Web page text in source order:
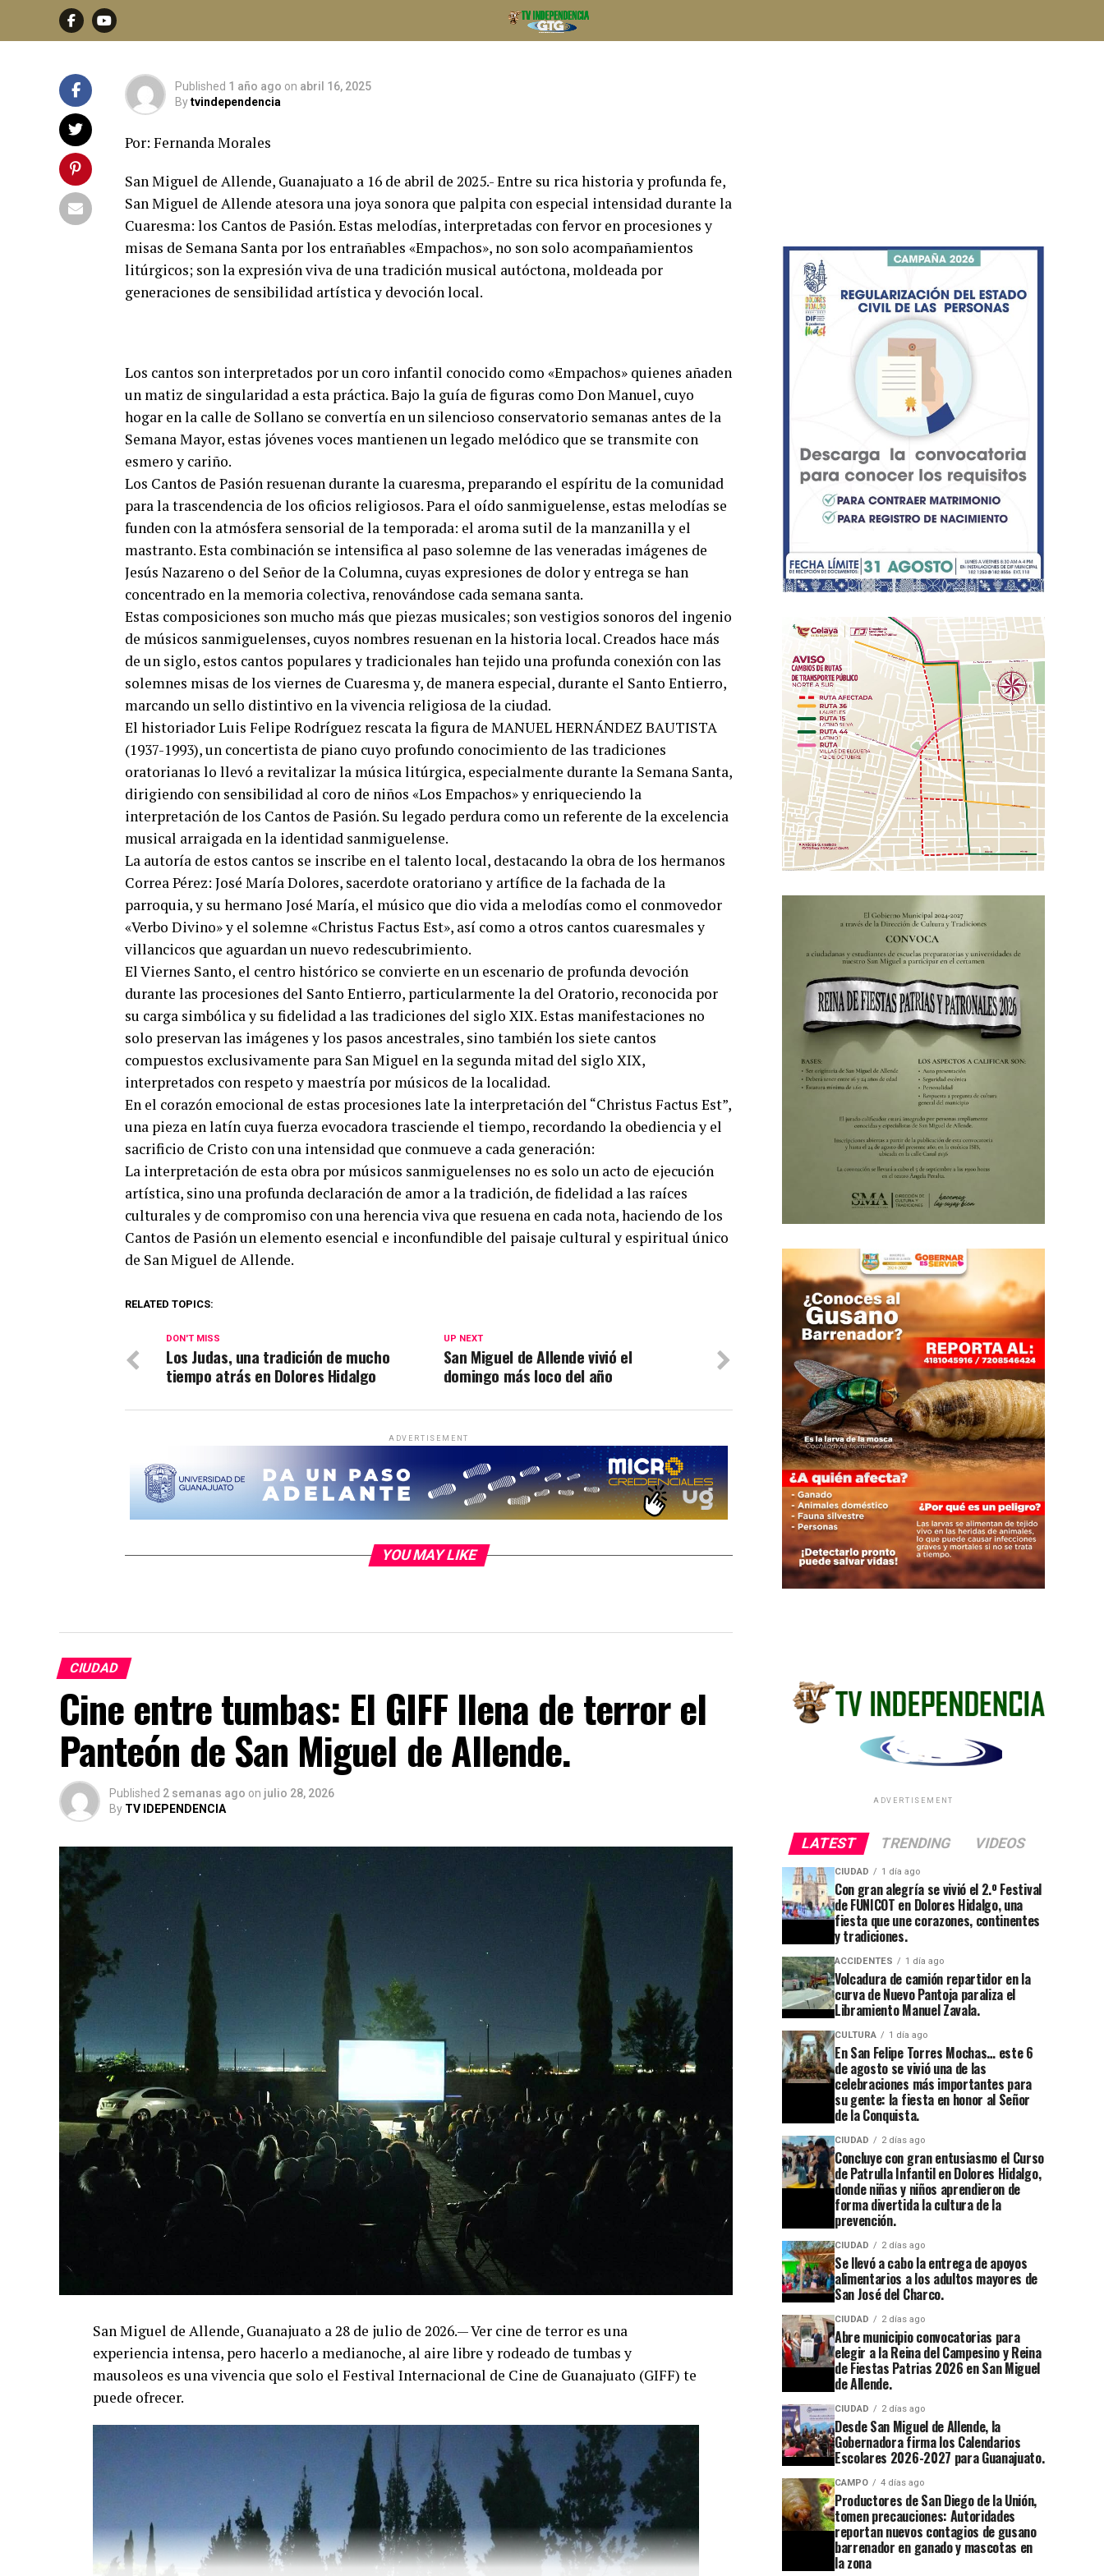
Allende
Published 1 año ago on abril 16, 2025
Bytvindependencia
Por: Fernanda Morales
San Miguel de Allende, Guanajuato a 16 de abril de 2025.- Entre su rica historia y profunda fe,
San Miguel de Allende atesora una joya sonora que palpita con especial intensidad durante la
Cuaresma: los Cantos de Pasión. Estas melodías, interpretadas con fervor en procesiones y
misas de Semana Santa por los entrañables «Empachos», no son solo acompañamientos
litúrgicos; son la expresión viva de una tradición musical autóctona, moldeada por
generaciones de sensibilidad artística y devoción local.
Los cantos son interpretados por un coro infantil conocido como «Empachos» quienes añaden
un matiz de singularidad a esta práctica. Bajo la guía de figuras como Don Manuel, cuyo
hogar en la calle de Sollano se convertía en un silencioso conservatorio semanas antes de la
Semana Mayor, estas jóvenes voces mantienen un legado melódico que se transmite con
esmero y cariño.
Los Cantos de Pasión resuenan durante la cuaresma, preparando el espíritu de la comunidad
para la trascendencia de los oficios religiosos. Para el oído sanmiguelense, estas melodías se
funden con la atmósfera sensorial de la temporada: el aroma sutil de la manzanilla y el
mastranto. Esta combinación se intensifica al paso solemne de las veneradas imágenes de
Jesús Nazareno o del Señor de la Columna, cuyas expresiones de dolor y entrega se han
concentrado en la memoria colectiva, renovándose cada semana santa.
Estas composiciones son mucho más que piezas musicales; son vestigios sonoros del ingenio
de músicos sanmiguelenses, cuyos nombres resuenan en la historia local. Creados hace más
de un siglo, estos cantos populares y tradicionales han tejido una profunda conexión con las
solemnes misas de los viernes de Cuaresma y, de manera especial, durante el Santo Entierro,
marcando un sello distintivo en la vivencia religiosa de la ciudad.
El historiador Luis Felipe Rodríguez rescata la figura de MANUEL HERNÁNDEZ BAUTISTA
(1937-1993), un concertista de piano cuyo profundo conocimiento de las tradiciones
oratorianas lo llevó a revitalizar la música litúrgica, especialmente durante la Semana Santa,
dirigiendo con sensibilidad al coro de niños «Los Empachos» y enriqueciendo la
interpretación de los Cantos de Pasión. Su legado perdura como un referente de la excelencia
musical arraigada en la identidad sanmiguelense.
La autoría de estos cantos se inscribe en el talento local, destacando la obra de los hermanos
Correa Pérez: José María Dolores, sacerdote oratoriano y artífice de la fachada de la
parroquia, y su hermano José María, el músico que dio vida a melodías como el conmovedor
«Verbo Divino» y el solemne «Christus Factus Est», así como a otros cantos cuaresmales y
villancicos que aguardan un nuevo redescubrimiento.
El Viernes Santo, el centro histórico se convierte en un escenario de profunda devoción
durante las procesiones del Santo Entierro, particularmente la del Oratorio, reconocida por
su carga simbólica y su fidelidad a las tradiciones del siglo XIX. Estas manifestaciones no
solo preservan las imágenes y los pasos ancestrales, sino también los siete cantos
compuestos exclusivamente para San Miguel en la segunda mitad del siglo XIX,
interpretados con respeto y maestría por músicos de la localidad.
En el corazón emocional de estas procesiones late la interpretación del “Christus Factus Est”,
una pieza en latín cuya fuerza evocadora trasciende el tiempo, recordando la obediencia y el
sacrificio de Cristo con una intensidad que conmueve a cada generación:
La interpretación de esta obra por músicos sanmiguelenses no es solo un acto de ejecución
artística, sino una profunda declaración de amor a la tradición, de fidelidad a las raíces
culturales y de compromiso con una herencia viva que resuena en cada nota, haciendo de los
Cantos de Pasión un elemento esencial e inconfundible del paisaje cultural y espiritual único
de San Miguel de Allende.
RELATED TOPICS:
UP NEXT
San Miguel de Allende vivió el
domingo más loco del año
DON'T MISS
Los Judas, una tradición de mucho
tiempo atrás en Dolores Hidalgo
ADVERTISEMENT
YOU MAY LIKE
CIUDAD
Cine entre tumbas: El GIFF llena de terror el
Panteón de San Miguel de Allende.
Published 2 semanas ago on julio 28, 2026
By TV IDEPENDENCIA
San Miguel de Allende, Guanajuato a 28 de julio de 2026.— Ver cine de terror es una
experiencia intensa, pero hacerlo a medianoche, al aire libre y rodeado de tumbas y
mausoleos es una vivencia que solo el Festival Internacional de Cine de Guanajuato (GIFF) te
puede ofrecer.
ADVERTISEMENT
LATEST TRENDING VIDEOS
CIUDAD 1 día ago
Con gran alegría se vivió el 2.º Festival
de FUNICOT en Dolores Hidalgo, una
fiesta que une corazones, continentes
y tradiciones.
ACCIDENTES 1 día ago
Volcadura de camión repartidor en la
curva de Nuevo Pantoja paraliza el
Libramiento Manuel Zavala.
CULTURA 1 día ago
En San Felipe Torres Mochas… este 6
de agosto se vivió una de las
celebraciones más importantes para
su gente: la fiesta en honor al Señor
de la Conquista.
CIUDAD 2 días ago
Concluye con gran entusiasmo el Curso
de Patrulla Infantil en Dolores Hidalgo,
donde niñas y niños aprendieron de
forma divertida la cultura de la
prevención.
CIUDAD 2 días ago
Se llevó a cabo la entrega de apoyos
alimentarios a los adultos mayores de
San José del Charco.
CIUDAD 2 días ago
Abre municipio convocatorias para
elegir a la Reina del Campesino y Reina
de Fiestas Patrias 2026 en San Miguel
de Allende.
CIUDAD 2 días ago
Desde San Miguel de Allende, la
Gobernadora firma los Calendarios
Escolares 2026-2027 para Guanajuato.
CAMPO 4 días ago
Productores de San Diego de la Unión,
tomen precauciones: Autoridades
reportan nuevos contagios de gusano
barrenador en ganado y mascotas en
la zona